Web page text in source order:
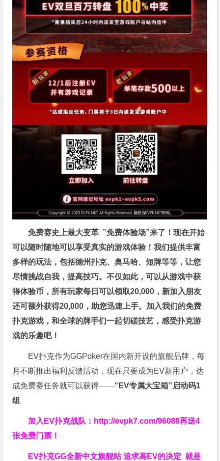
免费赛史上最大变革 ”免费体验场”来了！现在开始
可以随时随地可以享受真实的游戏体验！我们提供丰富
多样的玩法，包括德州扑克、奥马哈、短牌等等，让您
尽情挑战自我，提高技巧。不仅如此，可以从游戏中获
得体验币，所有玩家每日可以领取20,000，新加入朋友
还可额外获得20,000，助您迅速上手。 加入我们的免费
扑克游戏，和全球的牌手们一起切磋技艺，感受扑克游
戏的乐趣吧！
EV扑克作为GGPoker在国内新开设的旗舰品牌，每
月不断推出福利反馈活动，现在只要成为EV新用户，达
成免费赛任务就可以获得——“EV专属大宝箱”启动码1
组
加入EV扑克战队： http://evpk7.com/96088再送4
张免费门票！
EV扑克GG全新中文旗舰站追求高EV的决定就是